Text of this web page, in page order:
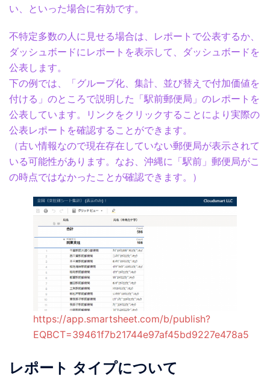
い、といった場合に有効です。
不特定多数の人に見せる場合は、レポートで公表するか、
ダッシュボードにレポートを表示して、ダッシュボードを
公表します。
下の例では、「グループ化、集計、並び替えで付加価値を
付ける」のところで説明した「駅前郵便局」のレポートを
公表しています。リンクをクリックすることにより実際の
公表レポートを確認することができます。
（古い情報なので現在存在していない郵便局が表示されて
いる可能性があります。なお、沖縄に「駅前」郵便局がこ
の時点ではなかったことが確認できます。）
https://app.smartsheet.com/b/publish?
EQBCT=39461f7b21744e97af45bd9227e478a5
レポート タイプについて